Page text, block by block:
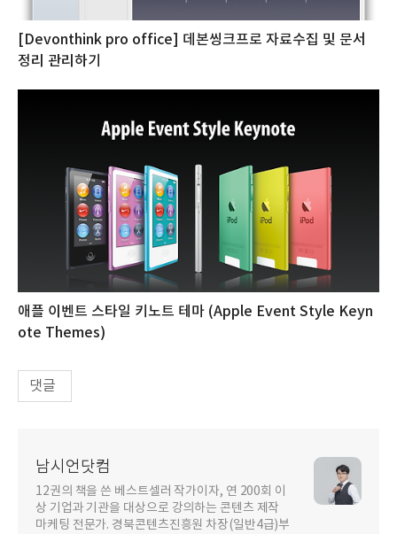
[Devonthink pro office] 데본씽크프로 자료수집 및 문서
정리 관리하기
애플 이벤트 스타일 키노트 테마 (Apple Event Style Keyn
ote Themes)
댓글
남시언닷컴
12권의 책을 쓴 베스트셀러 작가이자, 연 200회 이
상 기업과 기관을 대상으로 강의하는 콘텐츠 제작
마케팅 전문가. 경북콘텐츠진흥원 차장(일반4급)부